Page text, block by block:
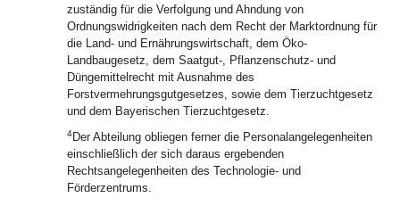
zuständig für die Verfolgung und Ahndung von
Ordnungswidrigkeiten nach dem Recht der Marktordnung für
die Land- und Ernährungswirtschaft, dem Öko-
Landbaugesetz, dem Saatgut-, Pflanzenschutz- und
Düngemittelrecht mit Ausnahme des
Forstvermehrungsgutgesetzes, sowie dem Tierzuchtgesetz
und dem Bayerischen Tierzuchtgesetz.
4Der Abteilung obliegen ferner die Personalangelegenheiten
einschließlich der sich daraus ergebenden
Rechtsangelegenheiten des Technologie- und
Förderzentrums.